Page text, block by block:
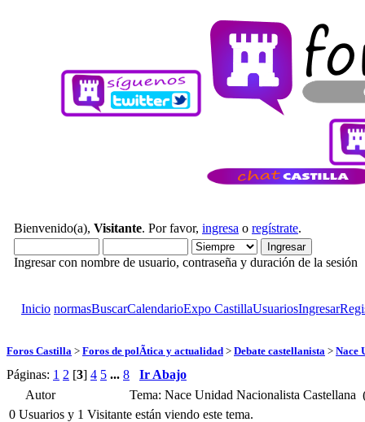
Bienvenido(a), Visitante. Por favor, ingresa o regístrate.
Ingresar con nombre de usuario, contraseña y duración de la sesión
Inicio normasBuscarCalendarioExpo CastillaUsuariosIngresar
Foros Castilla > Foros de polÃ­tica y actualidad > Debate castellanista > Nace
Páginas: 1 2 [3] 4 5 ... 8
Ir Abajo
Autor
Tema: Nace Unidad Nacionalista Castellana
0 Usuarios y 1 Visitante están viendo este tema.